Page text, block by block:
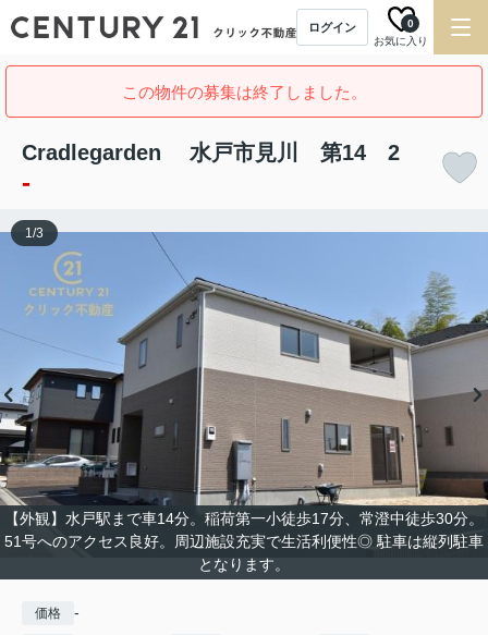
ログイン
お気に入り
0
この物件の募集は終了しました。
Cradlegarden 水戸市見川 第14 2
-
【外観】水戸駅まで車14分。稲荷第一小徒歩17分、常澄中徒歩30分。
51号へのアクセス良好。周辺施設充実で生活利便性◎ 駐車は縦列駐車
となります。
1/3
価格 -